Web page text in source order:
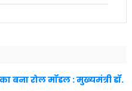
बना रोल मॉडल : मुख्यमंत्री डॉ.